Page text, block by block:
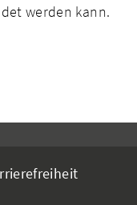
werden kann.